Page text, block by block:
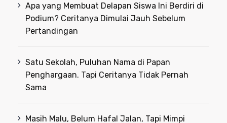
Apa yang Membuat Delapan Siswa Ini Berdiri di
Podium? Ceritanya Dimulai Jauh Sebelum
Pertandingan
Satu Sekolah, Puluhan Nama di Papan
Penghargaan. Tapi Ceritanya Tidak Pernah
Sama
Masih Malu, Belum Hafal Jalan, Tapi Mimpi